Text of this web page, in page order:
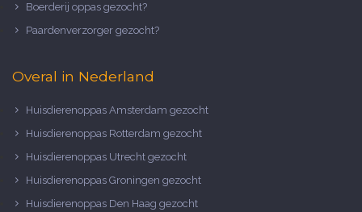
Boerderij oppas gezocht?
Paardenverzorger gezocht?
Overal in Nederland
Huisdierenoppas Amsterdam gezocht
Huisdierenoppas Rotterdam gezocht
Huisdierenoppas Utrecht gezocht
Huisdierenoppas Groningen gezocht
Huisdierenoppas Den Haag gezocht